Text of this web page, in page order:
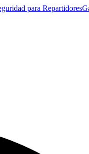
para Repartidores